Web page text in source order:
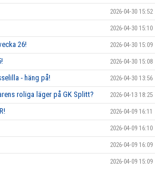
2026-04-30 15:52
2026-04-30 15:10
26! 2026-04-30 15:09
2026-04-30 15:08
- häng på! 2026-04-30 13:56
roliga läger på GK Splitt? 2026-04-13 18:25
2026-04-09 16:11
2026-04-09 16:10
2026-04-09 16:09
2026-04-09 15:09